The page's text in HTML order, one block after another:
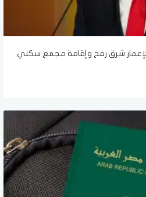
الإعمار شرق رفح وإقامة مجمع سكني